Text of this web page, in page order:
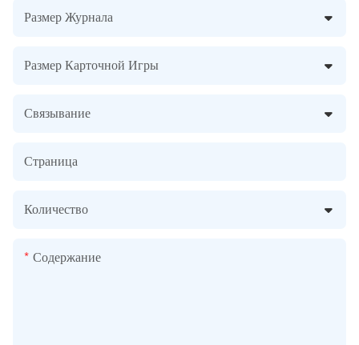
Размер Журнала
Размер Карточной Игры
Связывание
Страница
Количество
Содержание